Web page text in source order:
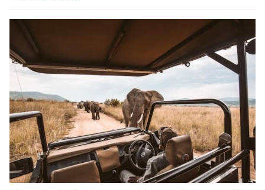
sul […]